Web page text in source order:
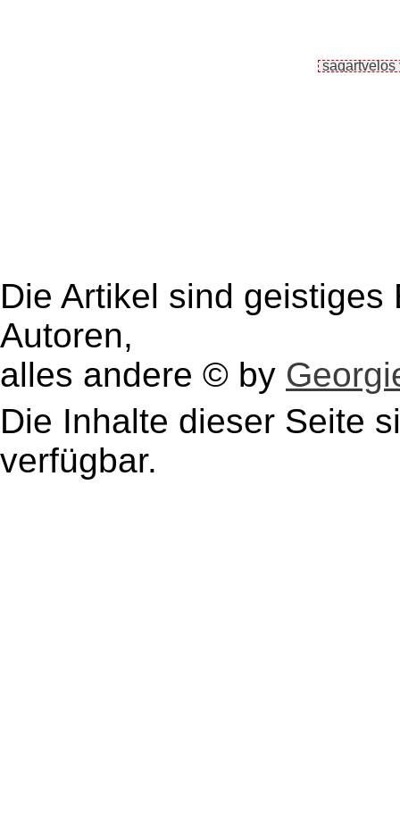
Die Artikel sind
Autoren,
alles andere © by
Die Inhalte dieser Seite
verfügbar.